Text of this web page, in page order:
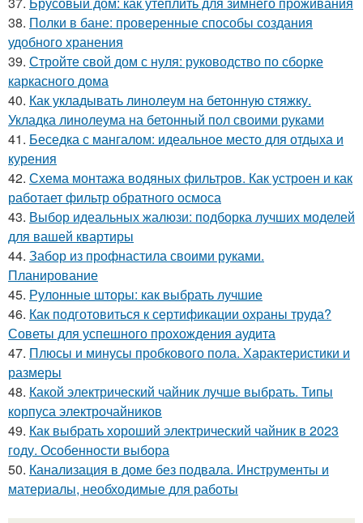
38. Полки в бане: проверенные способы создания
удобного хранения
39. Стройте свой дом с нуля: руководство по сборке
каркасного дома
40. Как укладывать линолеум на бетонную стяжку.
Укладка линолеума на бетонный пол своими руками
41. Беседка с мангалом: идеальное место для отдыха и
курения
42. Схема монтажа водяных фильтров. Как устроен и как
работает фильтр обратного осмоса
43. Выбор идеальных жалюзи: подборка лучших моделей
для вашей квартиры
44. Забор из профнастила своими руками.
Планирование
45. Рулонные шторы: как выбрать лучшие
46. Как подготовиться к сертификации охраны труда?
Советы для успешного прохождения аудита
47. Плюсы и минусы пробкового пола. Характеристики и
размеры
48. Какой электрический чайник лучше выбрать. Типы
корпуса электрочайников
49. Как выбрать хороший электрический чайник в 2023
году. Особенности выбора
50. Канализация в доме без подвала. Инструменты и
материалы, необходимые для работы